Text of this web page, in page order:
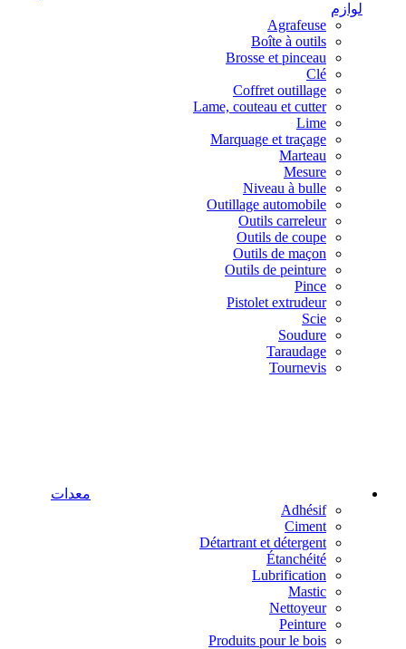
لوازم
Agrafeuse
Boîte à outils
Brosse et pinceau
Clé
Coffret outillage
Lame, couteau et cutter
Lime
Marquage et traçage
Marteau
Mesure
Niveau à bulle
Outillage automobile
Outils carreleur
Outils de coupe
Outils de maçon
Outils de peinture
Pince
Pistolet extrudeur
Scie
Soudure
Taraudage
Tournevis
معدات
Adhésif
Ciment
Détartrant et détergent
Étanchéité
Lubrification
Mastic
Nettoyeur
Peinture
Produits pour le bois